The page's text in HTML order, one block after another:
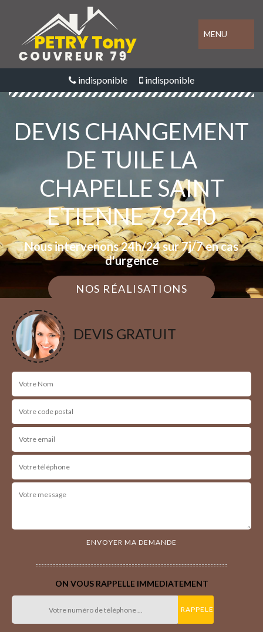
MENU
indisponible indisponible
DEVIS CHANGEMENT
DE TUILE LA
CHAPELLE SAINT
ETIENNE 79240
Nous intervenons 24h/24 sur 7j/7 en cas
d'urgence
NOS RÉALISATIONS
DEVIS GRATUIT
ON VOUS RAPPELLE IMMEDIATEMENT